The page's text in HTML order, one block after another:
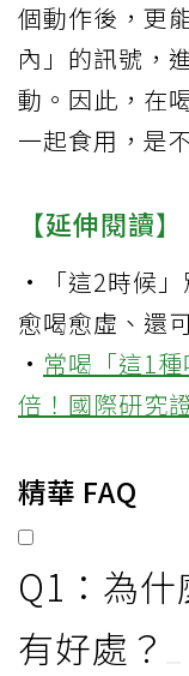
個動作後，更
內」的訊號，
動。因此，在
一起食用，是
【延伸閱讀】
·
「這2時候
愈喝愈虛、還
· 常喝「這1
倍！國際研究
精華 FAQ
Q1：為
有好處？